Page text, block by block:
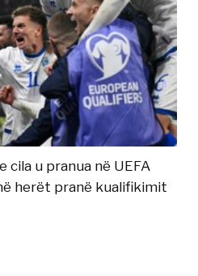
cila u pranua në UEFA
herët pranë kualifikimit